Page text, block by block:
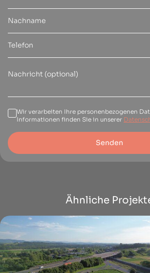
Wir verarbeiten Ihre personenbezogenen
Informationen finden Sie in unserer
Senden
Ähnliche